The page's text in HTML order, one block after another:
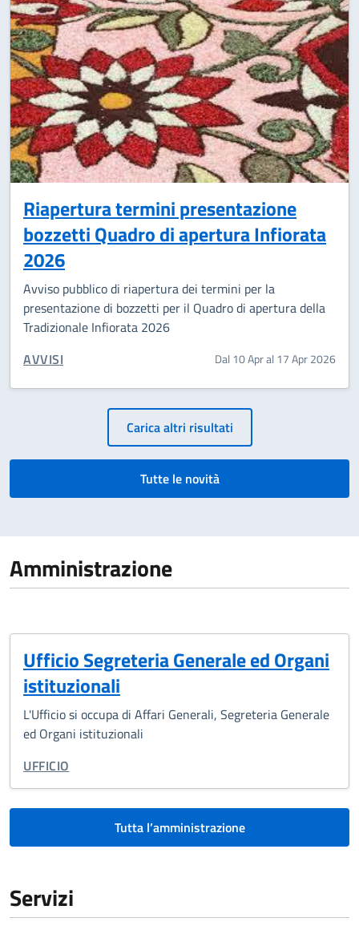
Riapertura termini presentazione
bozzetti Quadro di apertura Infiorata
2026
Avviso pubblico di riapertura dei termini per la
presentazione di bozzetti per il Quadro di apertura della
Tradizionale Infiorata 2026
CATEGORIA CORRELATA:
AVVISI Dal 10 Apr al 17 Apr 2026
Paginazione Carica altri risultati
Tutte le novità
Amministrazione
Ufficio Segreteria Generale ed Organi
istituzionali
L'Ufficio si occupa di Affari Generali, Segreteria Generale
ed Organi istituzionali
TIPO DI ORGANIZZAZIONE:
UFFICIO
Tutta l’amministrazione
Servizi